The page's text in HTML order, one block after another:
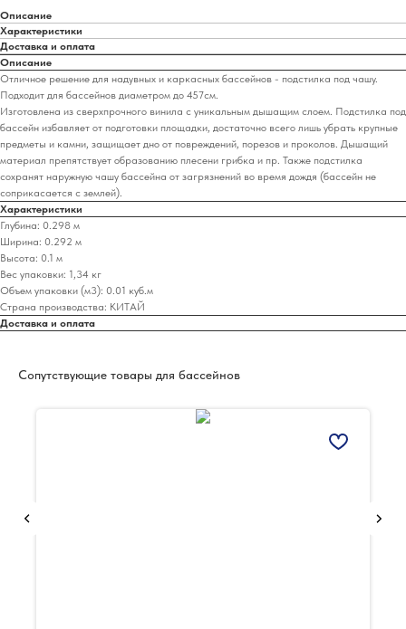
Описание
Характеристики
Доставка и оплата
Описание
Отличное решение для надувных и каркасных бассейнов - подстилка под чашу.
Подходит для бассейнов диаметром до 457см.
Изготовлена из сверхпрочного винила с уникальным дышащим слоем. Подстилка под
бассейн избавляет от подготовки площадки, достаточно всего лишь убрать крупные
предметы и камни, защищает дно от повреждений, порезов и проколов. Дышащий
материал препятствует образованию плесени грибка и пр. Также подстилка
сохранят наружную чашу бассейна от загрязнений во время дождя (бассейн не
соприкасается с землей).
Характеристики
Глубина: 0.298 м
Ширина: 0.292 м
Высота: 0.1 м
Вес упаковки: 1,34 кг
Объем упаковки (м3): 0.01 куб.м
Страна производства: КИТАЙ
Доставка и оплата
Сопутствующие товары для бассейнов